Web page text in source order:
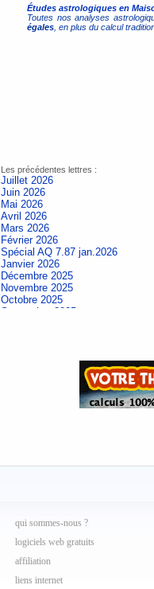
Études astrologiques en
Toutes nos analyses
égales , en plus du calcul
Les précédentes lettres :
Juillet 2026
Juin 2026
Mai 2026
Avril 2026
Mars 2026
Février 2026
Spécial AQ 7.87 jan.2026
Janvier 2026
Décembre 2025
Novembre 2025
Octobre 2025
Septembre 2025
Spécial AQ 7.84 jan.2025
Septembre 2024
Avril 2024
Mars 2024
Février 2024
Janvier 2024
Décembre 2023
Novembre 2023
qui sommes-nous ?
logiciels web gratuits
affiliation
liens internet